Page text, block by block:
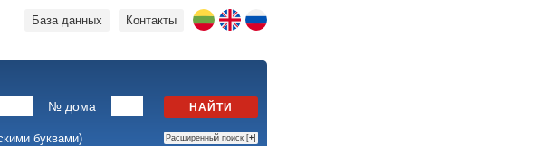
Контакты
База данных
№ дома НАЙТИ
буквами) Расширенный поиск [+]